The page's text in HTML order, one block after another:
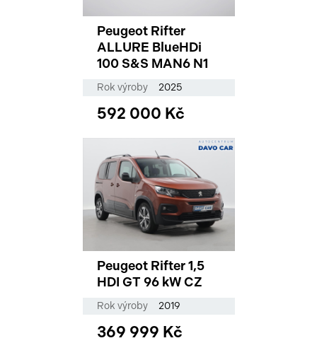
Peugeot Rifter
ALLURE BlueHDi
100 S&S MAN6 N1
Rok výroby 2025
592 000 Kč
Peugeot Rifter 1,5
HDI GT 96 kW CZ
Rok výroby 2019
369 999 Kč